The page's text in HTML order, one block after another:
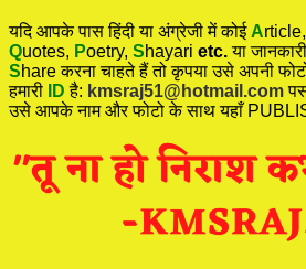
यदि आपके पास हिंदी या अंग्रेजी में कोईArticle,
Quotes, Poetry, Shayari etc.या
Share करना चाहते हैं तो कृपया उसे अपनी
हमारी
IDहै: kmsraj51@hotmail.com
उसे आपके नाम और फोटो के साथ यहाँ